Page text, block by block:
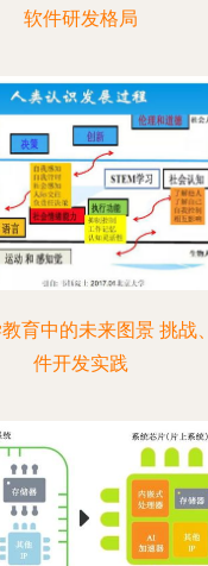
软件研发格局
育中的未来图景 挑战
件开发实践